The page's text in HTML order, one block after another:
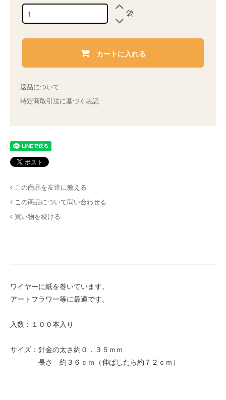
袋
カートに入れる
返品について
特定商取引法に基づく表記
この商品を友達に教える
この商品について問い合わせる
買い物を続ける
ワイヤーに紙を巻いています。
アートフラワー等に最適です。
入数：１００本入り
サイズ：針金の太さ約０．３５ｍｍ
長さ 約３６ｃｍ（伸ばしたら約７２ｃｍ）